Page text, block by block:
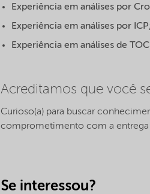
Experiência em análises por
Experiência em análises por
Experiência em análises de
Acreditamos que você
Curioso(a) para buscar
comprometimento com a entrega
Se interessou?